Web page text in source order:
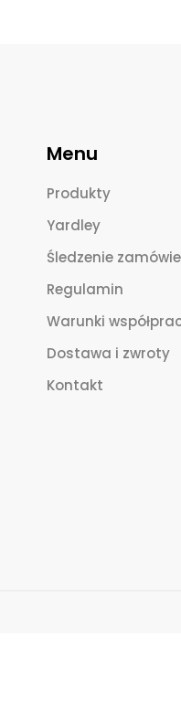
Menu
Produkty
Yardley
Śledzenie
Regulamin
Warunki
Dostawa i zwroty
Kontakt